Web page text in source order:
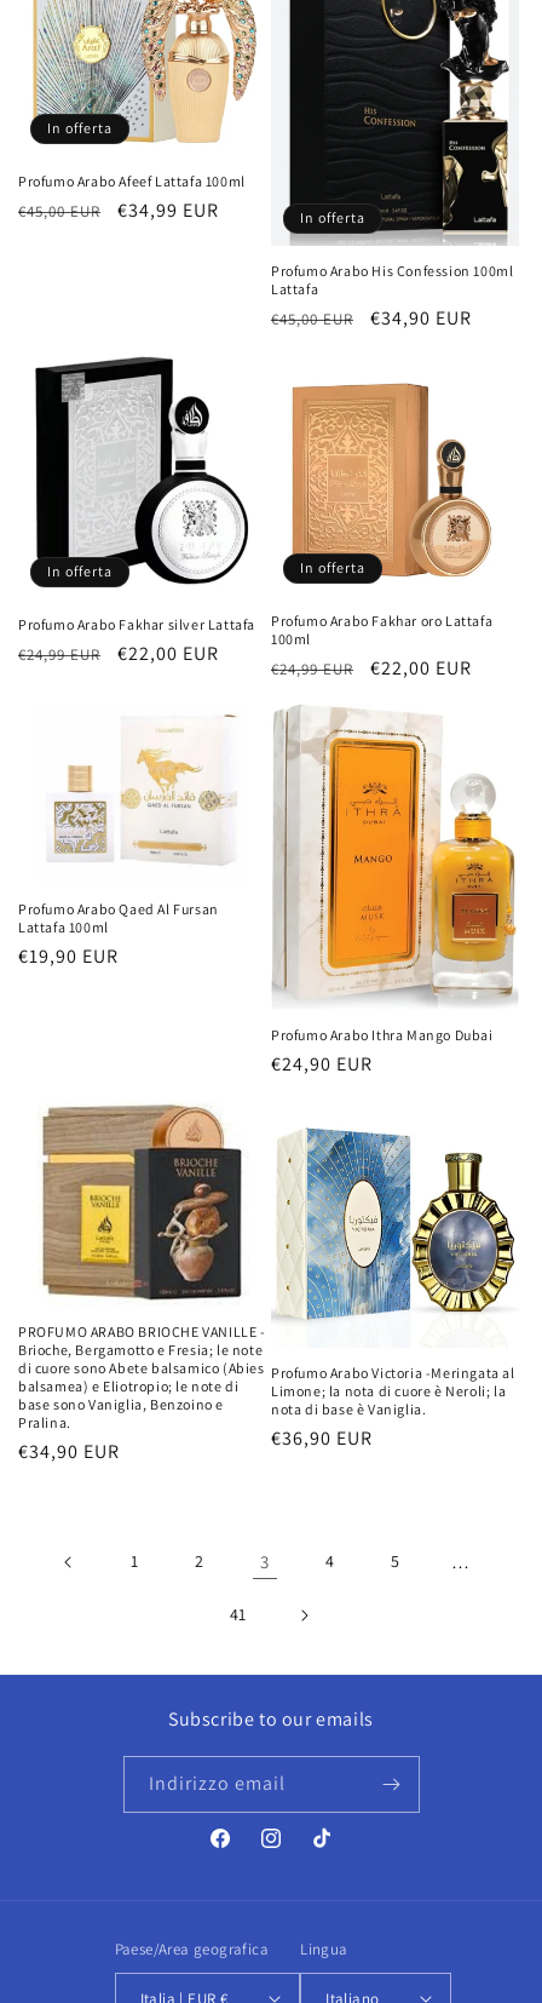
In offerta
Profumo Arabo Afeef Lattafa 100ml
Prezzo
€45,00 EUR
Prezzo
€34,99 EUR In offerta
Profumo Arabo His Confession 100ml
Lattafa
Prezzo
€45,00 EUR
Prezzo
€34,90 EUR
In offerta
Profumo Arabo Fakhar silver Lattafa
Prezzo
€24,99 EUR
Prezzo
€22,00 EUR
In offerta
Profumo Arabo Fakhar oro Lattafa
100ml
Prezzo
listino
€24,99 EUR
Prezzo
€22,00 EUR
Profumo Arabo Qaed Al Fursan
Lattafa 100ml
Prezzo
€19,90 EUR
Profumo Arabo Ithra Mango Dubai
Prezzo
listino
€24,90 EUR
PROFUMO ARABO BRIOCHE VANILLE -
Brioche, Bergamotto e Fresia; le note
di cuore sono Abete balsamico (Abies
balsamea) e Eliotropio; le note di
base sono Vaniglia, Benzoino e
Pralina.
Prezzo
€34,90 EUR
Profumo Arabo Victoria -Meringata al
Limone; la nota di cuore è Neroli; la
nota di base è Vaniglia.
Prezzo
€36,90 EUR
1 2 3 4 5 …
41
Subscribe to our emails
Indirizzo email
FacebookInstagramTikTok
Paese/Area geografica
Italia | EUR €
Lingua
Italiano